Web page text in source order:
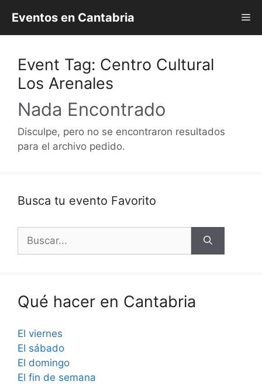
contenido
Eventos en Cantabria
Event Tag: Centro Cultural
Los Arenales
Nada Encontrado
Disculpe, pero no se encontraron resultados
para el archivo pedido.
Busca tu evento Favorito
Buscar:
Qué hacer en Cantabria
El viernes
El sábado
El domingo
El fin de semana